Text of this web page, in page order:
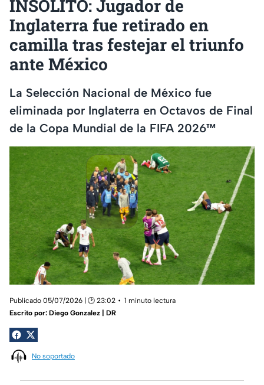
INSÓLITO: Jugador de
Inglaterra fue retirado en
camilla tras festejar el triunfo
ante México
La Selección Nacional de México fue
eliminada por Inglaterra en Octavos de Final
de la Copa Mundial de la FIFA 2026™
Publicado 05/07/2026 | 🕑 23:02
1 minuto lectura
Escrito por: Diego Gonzalez | DR
No soportado